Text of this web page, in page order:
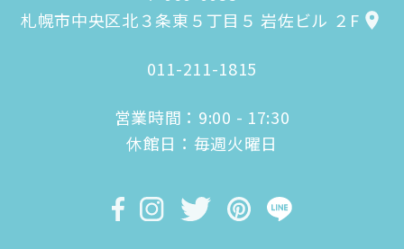
札幌市中央区北３条東５丁目５ 岩佐ビル ２F
011-211-1815
営業時間：9:00 - 17:30
休館日：毎週火曜日